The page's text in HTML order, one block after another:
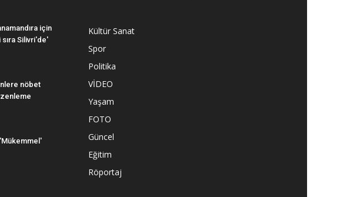
için
Silivri'de'
nöbet
Kültür Sanat
Spor
Politika
VİDEO
Yaşam
FOTO
Güncel
Eğitim
Röportaj